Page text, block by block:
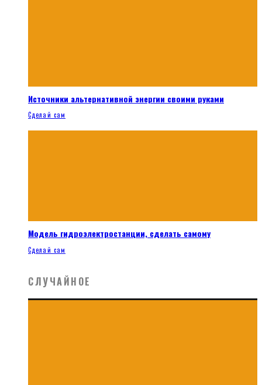
Источники альтернативной энергии своими руками
Сделай сам
Модель гидроэлектростанции, сделать самому
Сделай сам
СЛУЧАЙНОЕ